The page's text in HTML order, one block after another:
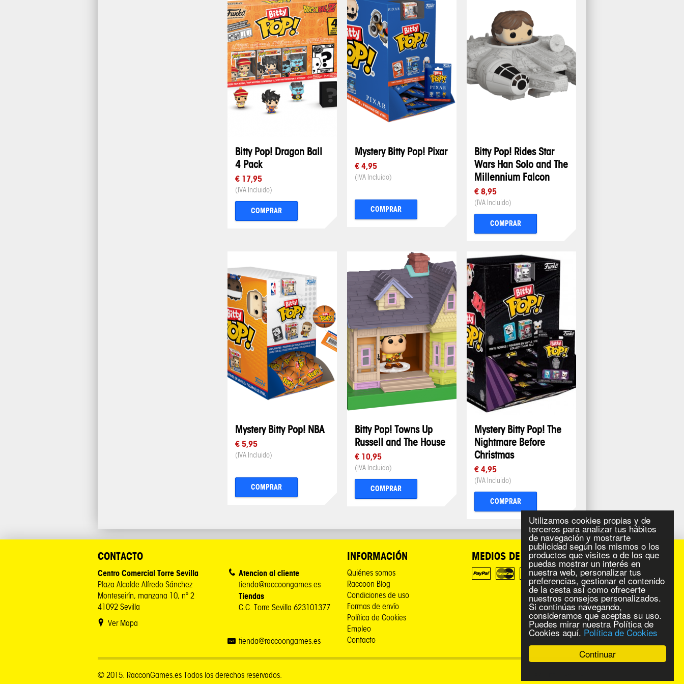
Continuar
Utilizamos cookies propias y de
terceros para analizar tus hábitos
de navegación y mostrarte
publicidad según los mismos o los
productos que visites o de los que
puedas mostrar un interés en
nuestra web, personalizar tus
preferencias, gestionar el contenido
de la cesta así como ofrecerte
nuestros consejos personalizados.
Si continúas navegando,
consideramos que aceptas su uso.
Puedes mirar nuestra Política de
Cookies aquí. Política de Cookies
Bitty Pop! Dragon Ball
4 Pack
€ 17,95
(IVA Incluido)
COMPRAR
Mystery Bitty Pop! Pixar
€ 4,95
(IVA Incluido)
COMPRAR
Bitty Pop! Rides Star
Wars Han Solo and The
Millennium Falcon
€ 8,95
(IVA Incluido)
COMPRAR
Mystery Bitty Pop! NBA
€ 5,95
(IVA Incluido)
COMPRAR
Bitty Pop! Towns Up
Russell and The House
€ 10,95
(IVA Incluido)
COMPRAR
Mystery Bitty Pop! The
Nightmare Before
Christmas
€ 4,95
(IVA Incluido)
COMPRAR
CONTACTO
Centro Comercial Torre Sevilla
Plaza Alcalde Alfredo Sánchez
Monteseirín, manzana 10, nº 2
41092 Sevilla
Ver Mapa
Atencion al cliente
tienda@raccoongames.es
Tiendas
C.C. Torre Sevilla 623101377
tienda@raccoongames.es
INFORMACIÓN
Quiénes somos
Raccoon Blog
Condiciones de uso
Formas de envío
Política de Cookies
Empleo
Contacto
MEDIOS DE PAGO
© 2015. RacconGames.es Todos los derechos reservados.